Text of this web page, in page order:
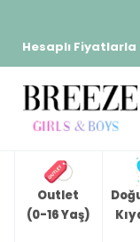
Hesaplı Fiyatlarla
Outlet
(0-16 Yaş)